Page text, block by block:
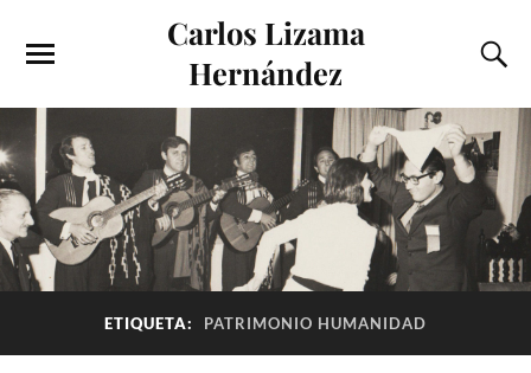
Carlos Lizama
Hernández
ETIQUETA: PATRIMONIO HUMANIDAD